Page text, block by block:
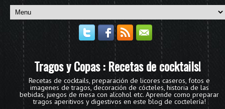
Tragos y Copas : Recetas de cocktails!
Recetas de cocktails, preparación de licores caseros, fotos e
imagenes de tragos, decoración de cócteles, historia de las
bebidas, juegos de mesa con alcohol etc. Aprende como preparar
tragos aperitivos y digestivos en este blog de coctelería!